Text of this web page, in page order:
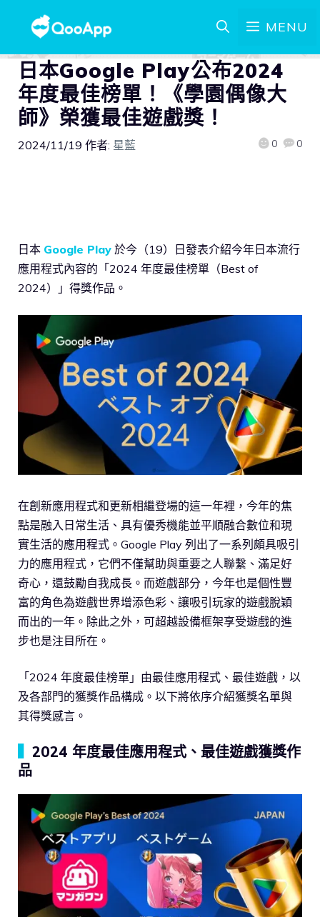
MENU
日本Google Play公布2024
年度最佳榜單！《學園偶像大
師》榮獲最佳遊戲獎！
2024/11/19 作者: 星藍 0 0
日本 Google Play 於今（19）日發表介紹今年日本流行
應用程式內容的「2024 年度最佳榜單（Best of
2024）」得獎作品。
在創新應用程式和更新相繼登場的這一年裡，今年的焦
點是融入日常生活、具有優秀機能並平順融合數位和現
實生活的應用程式。Google Play 列出了一系列頗具吸引
力的應用程式，它們不僅幫助與重要之人聯繫、滿足好
奇心，還鼓勵自我成長。而遊戲部分，今年也是個性豐
富的角色為遊戲世界增添色彩、讓吸引玩家的遊戲脫穎
而出的一年。除此之外，可超越設備框架享受遊戲的進
步也是注目所在。
「2024 年度最佳榜單」由最佳應用程式、最佳遊戲，以
及各部門的獲獎作品構成。以下將依序介紹獲獎名單與
其得獎感言。
2024 年度最佳應用程式、最佳遊戲獲獎作
品